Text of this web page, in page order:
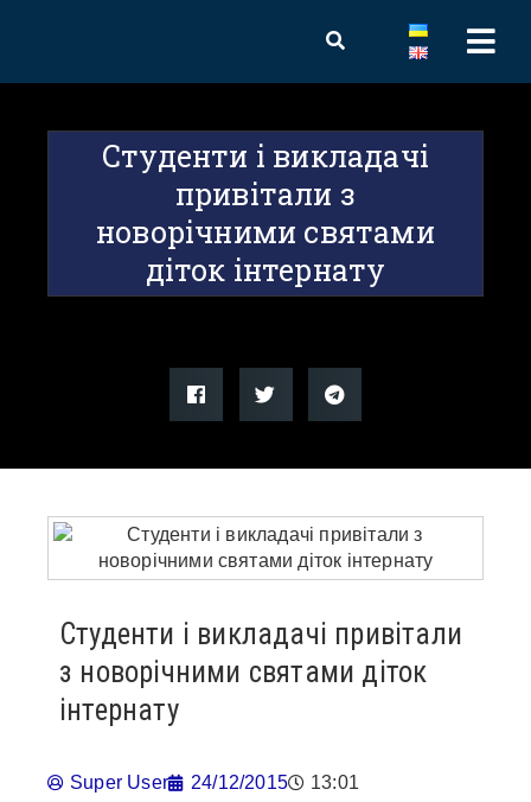
Студенти і викладачі
привітали з
новорічними святами
діток інтернату
Студенти і викладачі привітали
з новорічними святами діток
інтернату
Super User 24/12/2015 13:01